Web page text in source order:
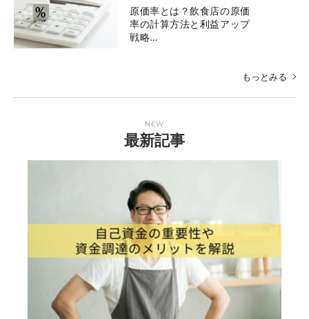
原価率とは？飲食店の原価
率の計算方法と利益アップ
戦略…
もっとみる
NEW
最新記事